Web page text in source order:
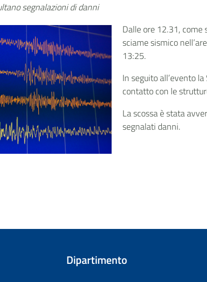
segnalazioni di danni
Dalle ore 12.31, come
sciame sismico
13:25.
In seguito all’evento
contatto con le
La scossa è stata
segnalati danni.
Protezione Civile
Dipartimento